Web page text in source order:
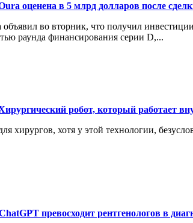
оценена в 5 млрд долларов после
во вторник, что получил
раунда финансирования серии D,...
робот, который работает
хирургов, хотя у этой технологии,
превосходит рентгенологов в